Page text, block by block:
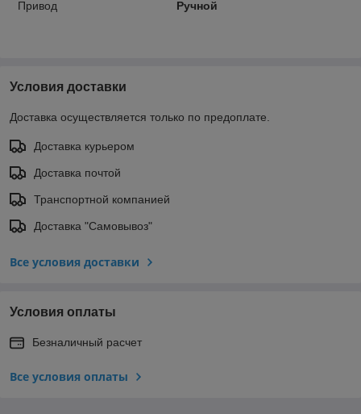
Привод Ручной
Условия доставки
Доставка осуществляется только по предоплате.
Доставка курьером
Доставка почтой
Транспортной компанией
Доставка "Самовывоз"
Все условия доставки
Условия оплаты
Безналичный расчет
Все условия оплаты